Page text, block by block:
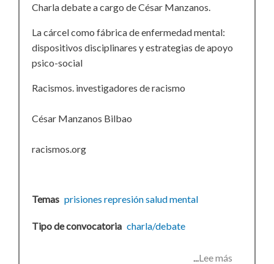
Charla debate a cargo de César Manzanos.
La cárcel como fábrica de enfermedad mental:
dispositivos disciplinares y estrategias de apoyo
psico-social
Racismos. investigadores de racismo
César Manzanos Bilbao
racismos.org
Temas prisiones represiónsalud mental
Tipo de convocatoria charla/debate
Lee más